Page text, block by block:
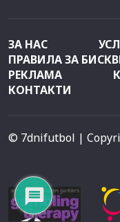
ЗА НАС
ПРАВИЛА ЗА
РЕКЛАМА
КОНТАКТИ
© 7dnifutbol |